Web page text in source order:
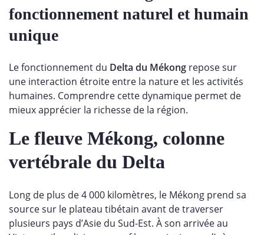
fonctionnement naturel et humain
unique
Le fonctionnement du Delta du Mékong repose sur
une interaction étroite entre la nature et les activités
humaines. Comprendre cette dynamique permet de
mieux apprécier la richesse de la région.
Le fleuve Mékong, colonne
vertébrale du Delta
Long de plus de 4 000 kilomètres, le Mékong prend sa
source sur le plateau tibétain avant de traverser
plusieurs pays d’Asie du Sud-Est. À son arrivée au